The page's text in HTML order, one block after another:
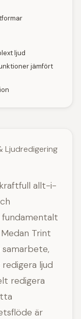
ljud
jämfört
Ljudredigering
allt-i-
Trint
ljud
redigera
är